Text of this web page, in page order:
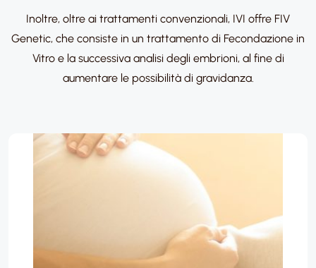
Inoltre, oltre ai trattamenti convenzionali, IVI offre FIV
Genetic, che consiste in un trattamento di Fecondazione in
Vitro e la successiva analisi degli embrioni, al fine di
aumentare le possibilità di gravidanza.​